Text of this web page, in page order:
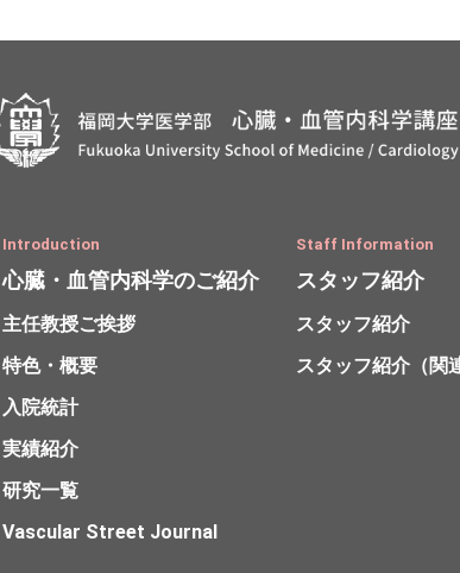
Introduction
心臓・血管内科学のご紹介
主任教授ご挨拶
特色・概要
入院統計
実績紹介
研究一覧
Vascular Street Journal
Staff Information
スタッフ紹介
スタッフ紹介
スタッフ紹介（関